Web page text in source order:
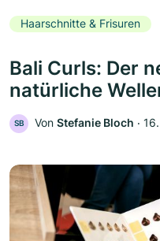
Haarschnitte & Frisuren
Bali Curls: Der
natürliche
SB Von Stefanie Bloch ‧